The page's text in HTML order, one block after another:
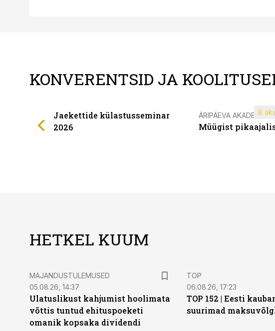
KONVERENTSID JA
Jaekettide külastusseminar
2026
ÄRIPÄEVA AKADEEMIA
Müügist
8
HETKEL KUUM
MAJANDUSTULEMUSED
05.08.26, 14:37
Ulatuslikust kahjumist hoolimata
võttis tuntud ehituspoeketi
omanik kopsaka dividendi
TOP
06.08.26, 17:23
TOP 152 | Eesti
suurimad